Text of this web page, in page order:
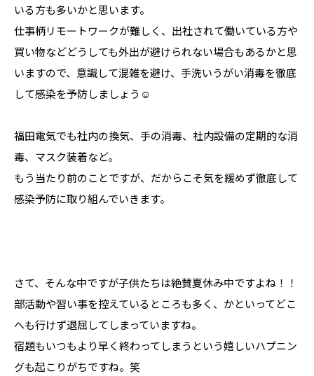
いる方も多いかと思います。
仕事柄リモートワークが難しく、出社されて働いている方や
買い物などどうしても外出が避けられない場合もあるかと思
いますので、意識して混雑を避け、手洗いうがい消毒を徹底
して感染を予防しましょう☺
福田電気でも社内の換気、手の消毒、社内設備の定期的な消
毒、マスク装着など。
もう当たり前のことですが、だからこそ気を緩めず徹底して
感染予防に取り組んでいきます。
さて、そんな中ですが子供たちは絶賛夏休み中ですよね！！
部活動や習い事を控えているところも多く、かといってどこ
へも行けず退屈してしまっていますね。
宿題もいつもより早く終わってしまうという嬉しいハプニン
グも起こりがちですね。笑